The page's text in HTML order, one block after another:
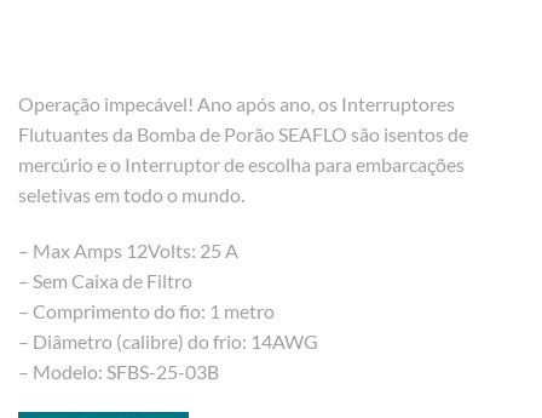
Operação impecável! Ano após ano, os Interruptores
Flutuantes da Bomba de Porão SEAFLO são isentos de
mercúrio e o Interruptor de escolha para embarcações
seletivas em todo o mundo.
– Max Amps 12Volts: 25 A
– Sem Caixa de Filtro
– Comprimento do fio: 1 metro
– Diâmetro (calibre) do frio: 14AWG
– Modelo: SFBS-25-03B